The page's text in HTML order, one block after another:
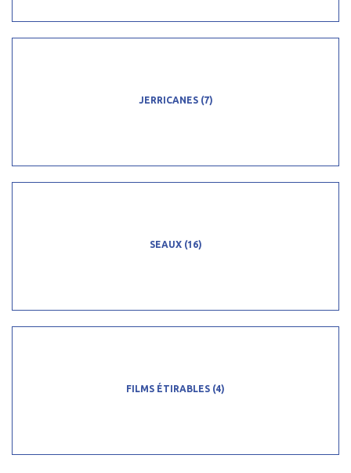
JERRICANES(7)
SEAUX(16)
FILMS ÉTIRABLES (4)